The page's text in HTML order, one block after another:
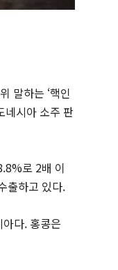
말하는 ‘핵인
네시아 소주 판
로 2배 이
출하고 있다.
다. 홍콩은